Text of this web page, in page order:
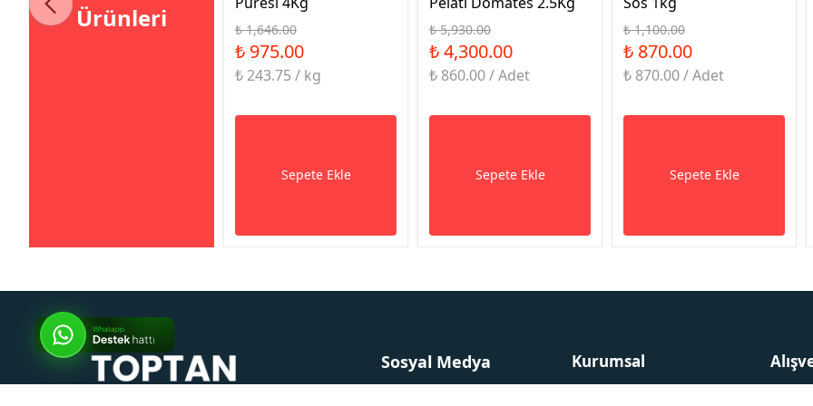
Ürünleri
₺ 1,646.00
₺ 975.00
₺ 243.75 / kg
Sepete Ekle
₺ 5,930.00
₺ 4,300.00
₺ 860.00 / Adet
Sepete Ekle
₺ 1,100.00
₺ 870.00
₺ 870.00 / Adet
Sepete Ekle
Sosyal Medya Kurumsal